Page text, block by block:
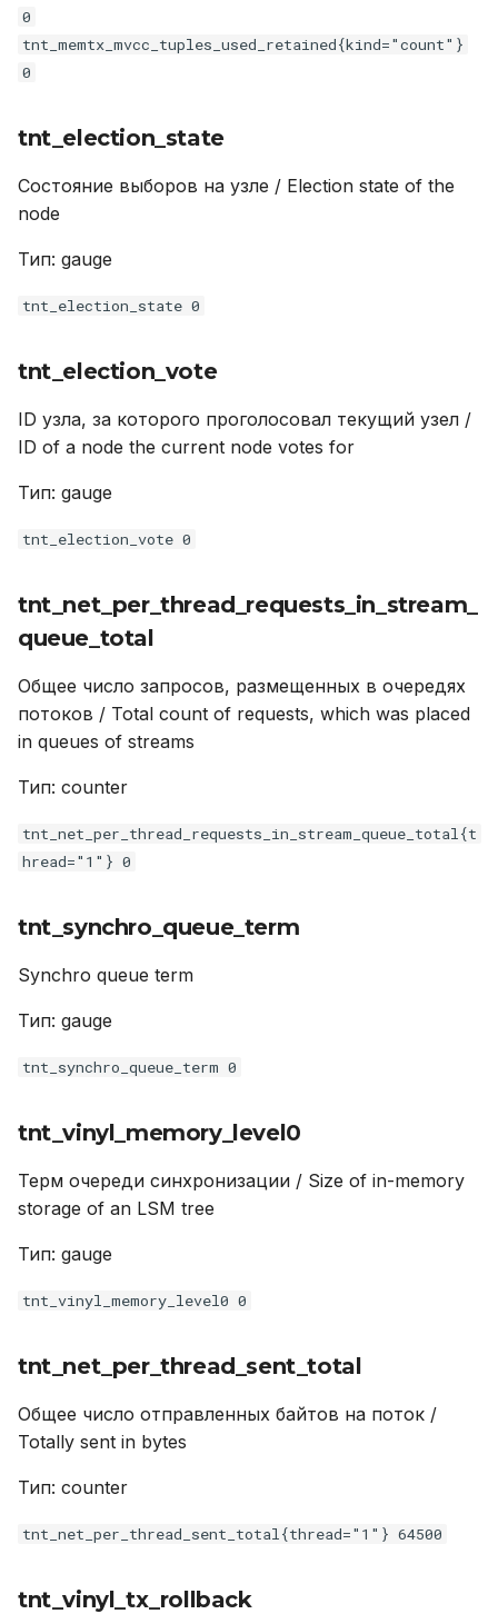
0
tnt_memtx_mvcc_tuples_used_retained{kind="count"}
0
tnt_election_state
Состояние выборов на узле / Election state of the
node
Тип: gauge
tnt_election_state 0
tnt_election_vote
ID узла, за которого проголосовал текущий узел /
ID of a node the current node votes for
Тип: gauge
tnt_election_vote 0
tnt_net_per_thread_requests_in_stream_
queue_total
Общее число запросов, размещенных в очередях
потоков / Total count of requests, which was placed
in queues of streams
Тип: counter
tnt_net_per_thread_requests_in_stream_queue_total{t
hread="1"} 0
tnt_synchro_queue_term
Synchro queue term
Тип: gauge
tnt_synchro_queue_term 0
tnt_vinyl_memory_level0
Терм очереди синхронизации / Size of in-memory
storage of an LSM tree
Тип: gauge
tnt_vinyl_memory_level0 0
tnt_net_per_thread_sent_total
Общее число отправленных байтов на поток /
Totally sent in bytes
Тип: counter
tnt_net_per_thread_sent_total{thread="1"} 64500
tnt_vinyl_tx_rollback